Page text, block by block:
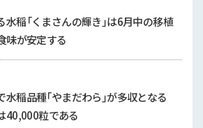
稲「くまさんの輝き」は6月中の移植
味が安定する
稲品種「やまだわら」が多収となる
40,000粒である